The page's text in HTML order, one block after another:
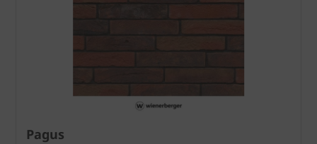
Pagus